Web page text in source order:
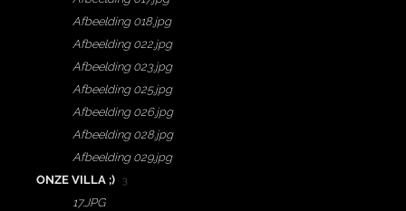
Afbeelding 018.jpg
Afbeelding 022.jpg
Afbeelding 023.jpg
Afbeelding 025.jpg
Afbeelding 026.jpg
Afbeelding 028.jpg
Afbeelding 029.jpg
ONZE VILLA ;)
· 3
17.JPG